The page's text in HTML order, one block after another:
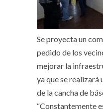
Se proyecta un
pedido de los
mejorar la
ya que se realizará
de la cancha de
“Constantemente